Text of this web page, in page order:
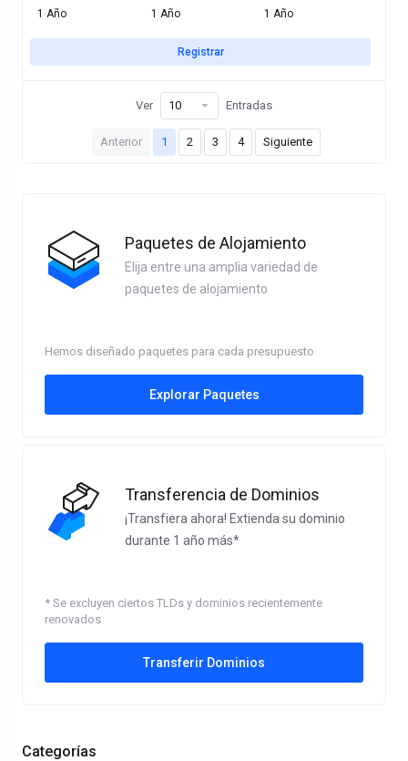
Categorías
1 Año 1 Año 1 Año
Registrar
Anterior 1 2 3 4 Siguiente
Ver Entradas
Paquetes de Alojamiento
Elija entre una amplia variedad de
paquetes de alojamiento
Hemos diseñado paquetes para cada presupuesto
Explorar Paquetes
Transferencia de Dominios
¡Transfiera ahora! Extienda su dominio
durante 1 año más*
* Se excluyen ciertos TLDs y dominios recientemente
renovados
Transferir Dominios